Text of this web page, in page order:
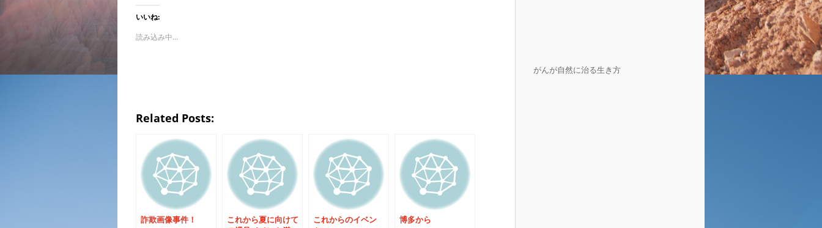
いいね:
読み込み中...
Related Posts:
詐欺画像事件！
これから夏に向けて
これからのイベン
博多から
がんが自然に治る生き方